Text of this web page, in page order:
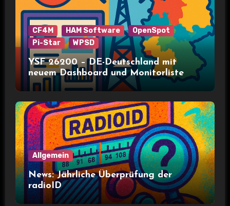
CF4M HAM Software
OpenSpot
Pi-Star
WPSD
YSF 26200 – DE-Deutschland mit
neuem Dashboard und Monitorliste
Allgemein
News: Jährliche Überprüfung der
radioID